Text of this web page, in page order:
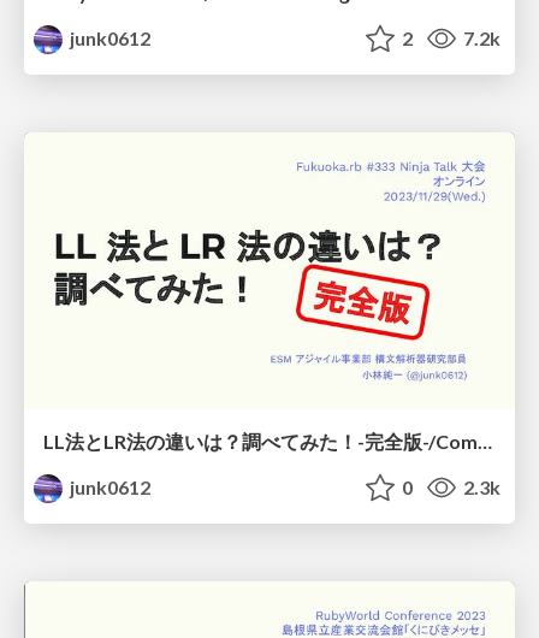
junk0612
2 7.2k
junk0612
0 2.3k